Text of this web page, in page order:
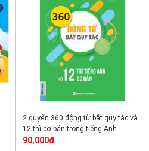
2 quyển 360 động từ bất quy tắc và
12 thì cơ bản trong tiếng Anh
90,000đ